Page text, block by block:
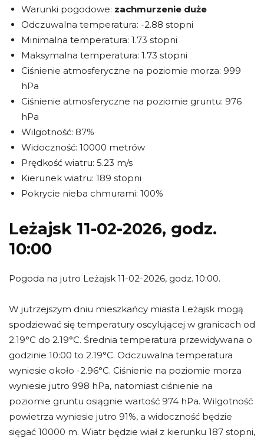
Warunki pogodowe: zachmurzenie duże
Odczuwalna temperatura: -2.88 stopni
Minimalna temperatura: 1.73 stopni
Maksymalna temperatura: 1.73 stopni
Ciśnienie atmosferyczne na poziomie morza: 999
hPa
Ciśnienie atmosferyczne na poziomie gruntu: 976
hPa
Wilgotność: 87%
Widoczność: 10000 metrów
Prędkość wiatru: 5.23 m/s
Kierunek wiatru: 189 stopni
Pokrycie nieba chmurami: 100%
Leżajsk 11-02-2026, godz.
10:00
Pogoda na jutro Leżajsk 11-02-2026, godz. 10:00.
W jutrzejszym dniu mieszkańcy miasta Leżajsk mogą
spodziewać się temperatury oscylującej w granicach od
2.19°C do 2.19°C. Średnia temperatura przewidywana o
godzinie 10:00 to 2.19°C. Odczuwalna temperatura
wyniesie około -2.96°C. Ciśnienie na poziomie morza
wyniesie jutro 998 hPa, natomiast ciśnienie na
poziomie gruntu osiągnie wartość 974 hPa. Wilgotność
powietrza wyniesie jutro 91%, a widoczność będzie
sięgać 10000 m. Wiatr będzie wiał z kierunku 187 stopni,